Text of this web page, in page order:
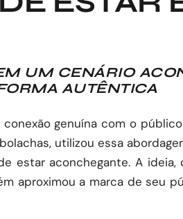
UM CENÁRIO
AUTÊNTICA
genuína com o
utilizou essa
estar aconchegante. A
aproximou a marca de seu